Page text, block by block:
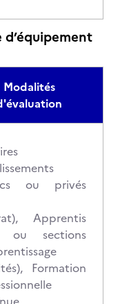
d’équipement
Modalités
ou privés
Apprentis
ou sections
Formation